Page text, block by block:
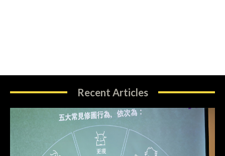
Recent Articles